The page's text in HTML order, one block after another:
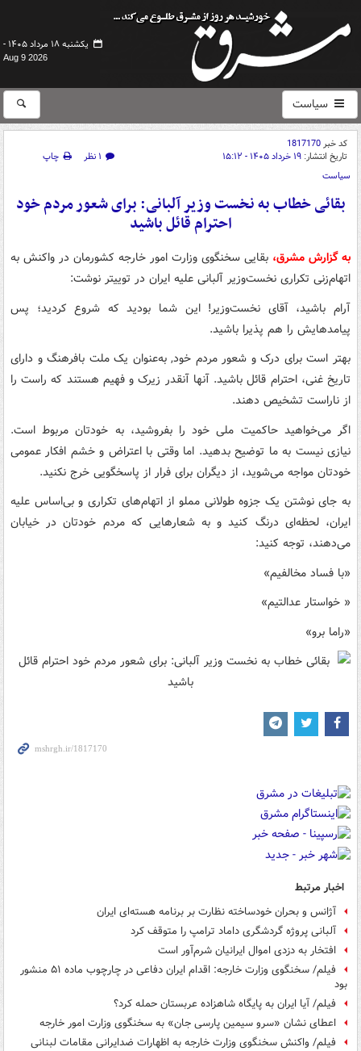
یکشنبه ۱۸ مرداد ۱۴۰۵ -
Aug 9 2026
سیاست
کد خبر1817170
تاریخ انتشار: ۱۹ خرداد ۱۴۰۵ - ۱۵:۱۲ ۱ نظر
چاپ
سیاست
بقائی خطاب به نخست وزیر آلبانی: برای شعور مردم خود
احترام قائل باشید
به گزارش مشرق، بقایی سخنگوی وزارت امور خارجه کشورمان در واکنش به
اتهام‌زنی تکراری نخست‌وزیر آلبانی علیه ایران در توییتر نوشت:
آرام باشید، آقای نخست‌وزیر! این شما بودید که شروع کردید؛ پس
پیامدهایش را هم پذیرا باشید.
بهتر است برای درک و شعور مردم خود, به‌عنوان یک ملت بافرهنگ و دارای
تاریخ غنی، احترام قائل باشید. آنها آنقدر زیرک و فهیم هستند که راست را
از ناراست تشخیص دهند.
اگر می‌خواهید حاکمیت ملی خود را بفروشید، به خودتان مربوط است.
نیازی نیست به ما توضیح بدهید. اما وقتی با اعتراض و خشم افکار عمومی
خودتان مواجه می‌شوید، از دیگران برای فرار از پاسخگویی خرج نکنید.
به جای نوشتن یک جزوه طولانی مملو از اتهام‌های تکراری و بی‌اساس علیه
ایران، لحظه‌ای درنگ کنید و به شعارهایی که مردم خودتان در خیابان
می‌دهند، توجه کنید:
«با فساد مخالفیم»
« خواستار عدالتیم»
«راما برو»
اخبار مرتبط
آژانس و بحران خودساخته نظارت بر برنامه هسته‌ای ایران
آلبانی پروژه گردشگری داماد ترامپ را متوقف کرد
افتخار به دزدی اموال ایرانیان شرم‌آور است
فیلم/ سخنگوی وزارت خارجه: اقدام ایران دفاعی در چارچوب ماده ۵۱ منشور
بود
فیلم/ آیا ایران به پایگاه شاهزاده عربستان حمله کرد؟
اعطای نشان «سرو سیمین پارسی جان» به سخنگوی وزارت امور خارجه
فیلم/ واکنش سخنگوی وزارت خارجه به اظهارات ضدایرانی مقامات لبنانی